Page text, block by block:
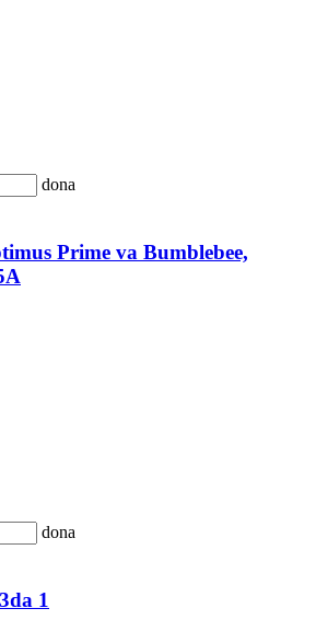
dona
Prime va Bumblebee,
dona
1